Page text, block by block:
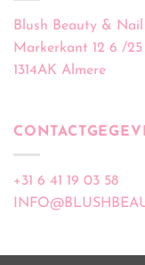
Blush Beauty &
Markerkant 12 6 /25
1314AK Almere
+31 6 41 19 03 58